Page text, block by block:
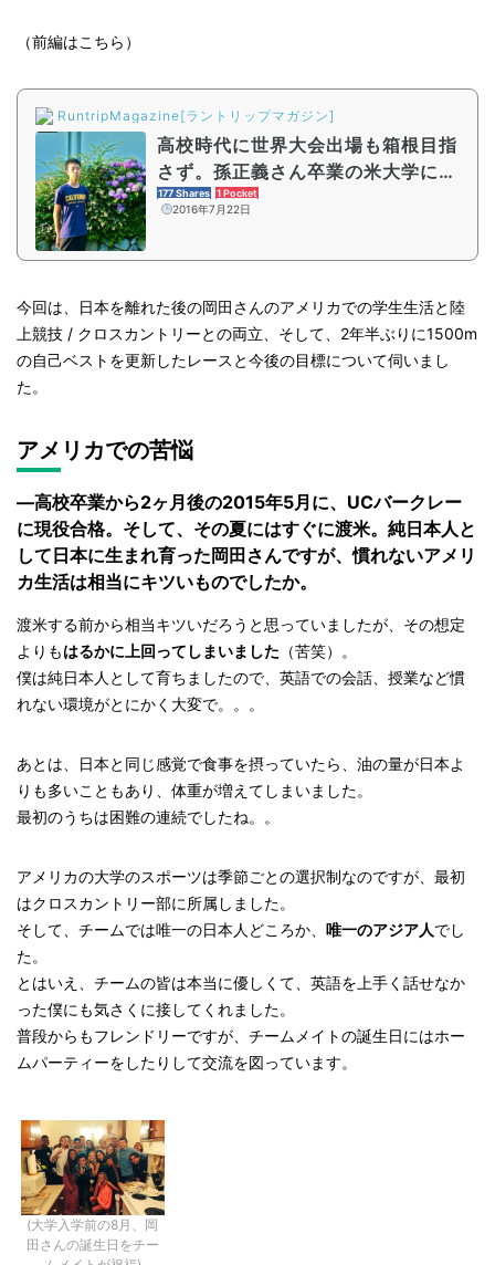
（前編はこちら）
RuntripMagazine[ラントリップマガジン]
高校時代に世界大会出場も箱根目指
さず。孫正義さん卒業の米大学に進
んだ岡田 健選手の考え方
177 Shares 1 Pocket
2016年7月22日
今回は、日本を離れた後の岡田さんのアメリカでの学生生活と陸
上競技 / クロスカントリーとの両立、そして、2年半ぶりに1500m
の自己ベストを更新したレースと今後の目標について伺いまし
た。
アメリカでの苦悩
—高校卒業から2ヶ月後の2015年5月に、UCバークレー
に現役合格。そして、その夏にはすぐに渡米。純日本人と
して日本に生まれ育った岡田さんですが、慣れないアメリ
カ生活は相当にキツいものでしたか。
渡米する前から相当キツいだろうと思っていましたが、その想定
よりもはるかに上回ってしまいました （苦笑）。
僕は純日本人として育ちましたので、英語での会話、授業など慣
れない環境がとにかく大変で。。。
あとは、日本と同じ感覚で食事を摂っていたら、油の量が日本よ
りも多いこともあり、体重が増えてしまいました。
最初のうちは困難の連続でしたね。。
アメリカの大学のスポーツは季節ごとの選択制なのですが、最初
はクロスカントリー部に所属しました。
そして、チームでは唯一の日本人どころか、 唯一のアジア人でし
た。
とはいえ、チームの皆は本当に優しくて、英語を上手く話せなか
った僕にも気さくに接してくれました。
普段からもフレンドリーですが、チームメイトの誕生日にはホー
ムパーティーをしたりして交流を図っています。
(大学入学前の8月、岡
田さんの誕生日をチー